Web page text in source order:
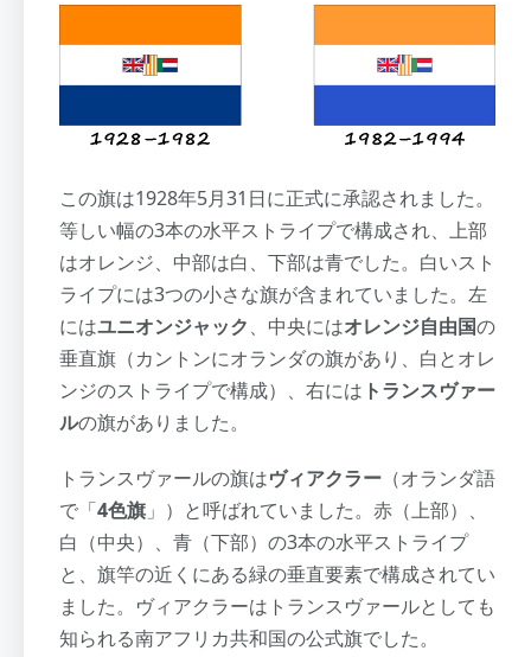
この旗は1928年5月31日に正式に承認されました。
等しい幅の3本の水平ストライプで構成され、上部
はオレンジ、中部は白、下部は青でした。白いスト
ライプには3つの小さな旗が含まれていました。左
にはユニオンジャック、中央にはオレンジ自由国の
垂直旗（カントンにオランダの旗があり、白とオレ
ンジのストライプで構成）、右には トランスヴァー
ルの旗がありました。
トランスヴァールの旗はヴィアクラー （オランダ語
で「4色旗 」）と呼ばれていました。赤（上部）、
白（中央）、青（下部）の3本の水平ストライプ
と、旗竿の近くにある緑の垂直要素で構成されてい
ました。ヴィアクラーはトランスヴァールとしても
知られる南アフリカ共和国の公式旗でした。